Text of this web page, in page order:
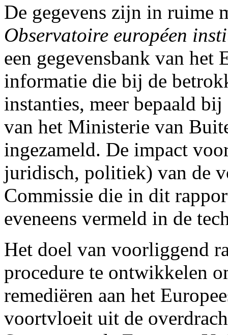
De gegevens zijn in ruime
Observatoire européen
een gegevensbank van het
informatie die bij de
instanties, meer bepaald
van het Ministerie van
ingezameld. De impact
juridisch, politiek) van de
Commissie die in dit
eveneens vermeld in de
Het doel van voorliggend
procedure te ontwikkelen
remediëren aan het
voortvloeit uit de